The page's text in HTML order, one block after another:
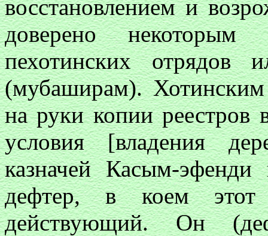
восстановлением и
доверено
пехотинских отрядов
(мубаширам).
на руки копии реестров
условия [владения
казначей Касым-
дефтер, в коем
действующий. Он